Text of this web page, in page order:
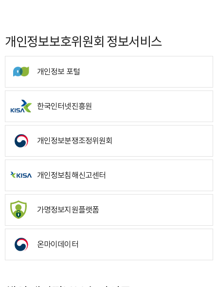
개인정보보호위원회 정보서비스
개인정보 포털
한국인터넷진흥원
개인정보분쟁조정위원회
개인정보침해신고센터
가명정보지원플랫폼
온마이데이터